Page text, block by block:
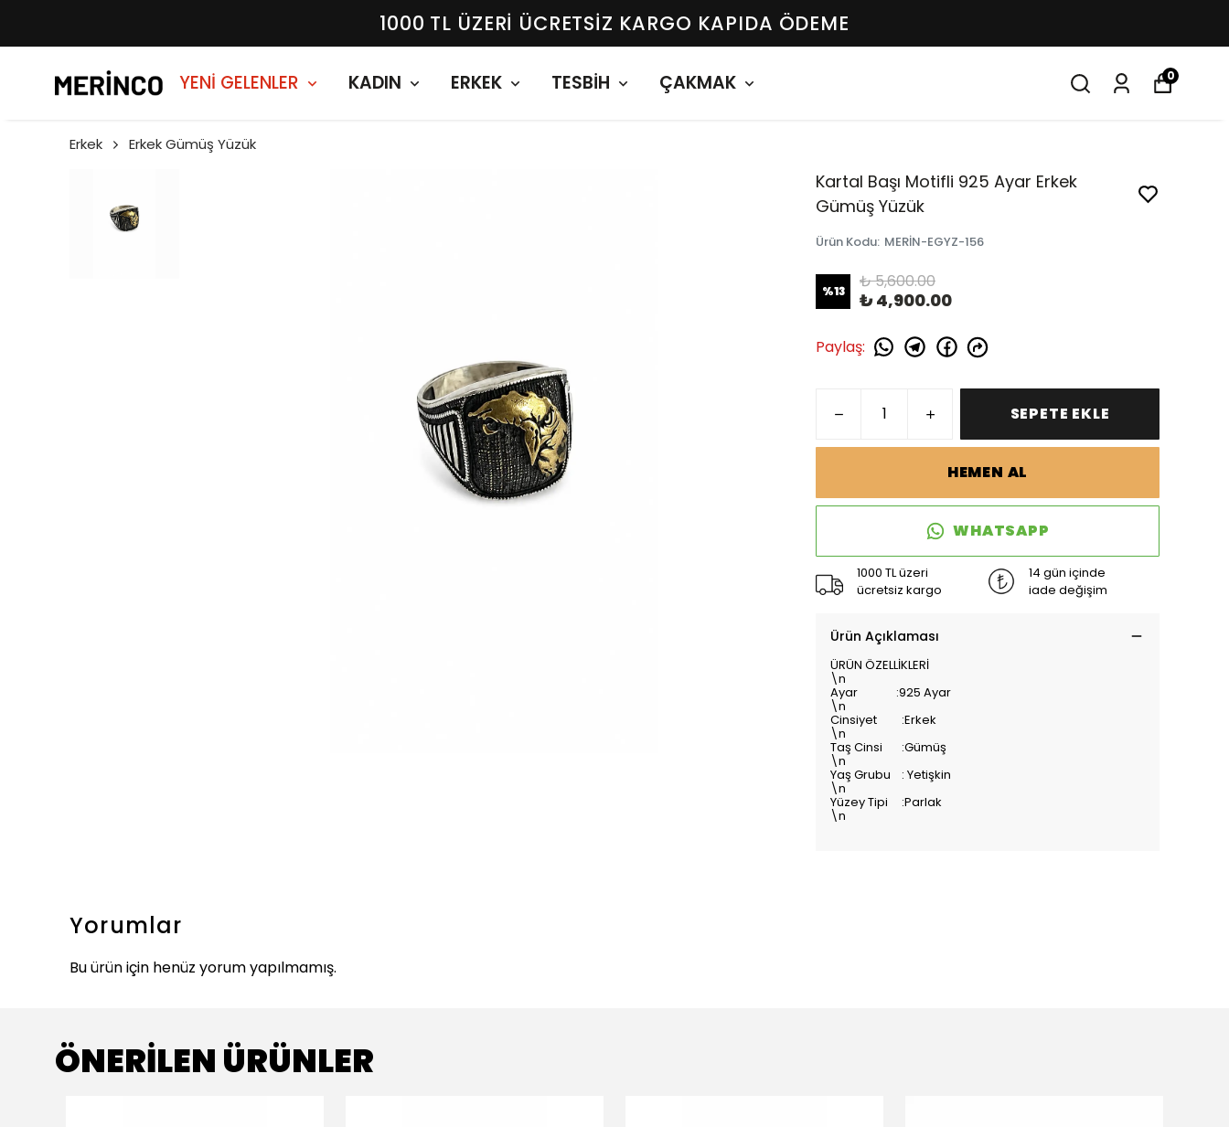
1000 TL ÜZERI ÜCRETSIZ KARGO KAPIDA ÖDEME
YENİ GELENLER KADIN ERKEK TESBİH ÇAKMAK 0
Erkek Erkek Gümüş Yüzük
Kartal Başı Motifli 925 Ayar Erkek
Gümüş Yüzük
Ürün Kodu: MERİN-EGYZ-156
%13 ₺ 5,600.00
₺ 4,900.00
Paylaş:
SEPETE EKLE
HEMEN AL
WHATSAPP
1000 TL üzeri
ücretsiz kargo
14 gün içinde
iade değişim
Ürün Açıklaması
ÜRÜN ÖZELLİKLERİ
\n
Ayar :925 Ayar
\n
Cinsiyet :Erkek
\n
Taş Cinsi :Gümüş
\n
Yaş Grubu : Yetişkin
\n
Yüzey Tipi :Parlak
\n
Yorumlar
Bu ürün için henüz yorum yapılmamış.
ÖNERİLEN ÜRÜNLER